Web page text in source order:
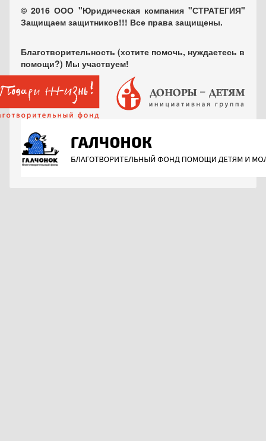
© 2016 ООО "Юридическая компания "СТРАТЕГИЯ"
Защищаем защитников!!! Все права защищены.
Благотворительность (хотите помочь, нуждаетесь в
помощи?) Мы участвуем!